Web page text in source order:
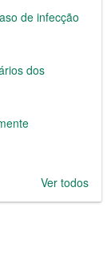
de infecção
dos
Ver todos